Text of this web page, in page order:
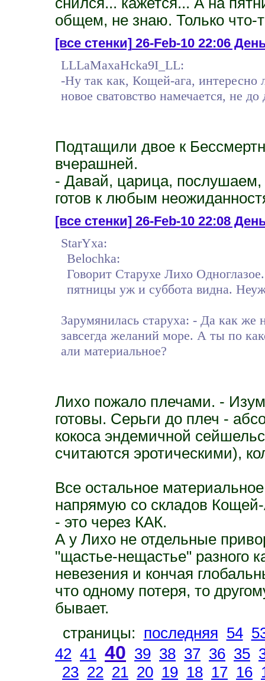
общем, не знаю. Только что-
[все стенки]26-Feb-10 22:06
LLLaMaxaHcka9I_LL:
-Ну так как, Кощей-ага, интересно
новое сватовство намечается, не
Подтащили двое к
вчерашней.
- Давай, царица,
готов к любым
[все стенки]26-Feb-10 22:08
StarYxa:
Belochka:
Говорит Старухе Лихо
пятницы уж и суббота видна.
Зарумянилась старуха: - Да как
завсегда желаний море. А ты по
али материальное?
Лихо пожало плечами. -
готовы. Серьги до плеч -
кокоса эндемичной
считаются эротическими),
Все остальное
напрямую со складов
- это через КАК.
А у Лихо не отдельные
"щастье-нещастье" разного
невезения и кончая
что одному потеря, то
бывает.
страницы: последняя 54
42 41 40 39 38 37 36 35
23 22 21 20 19 18 17 16